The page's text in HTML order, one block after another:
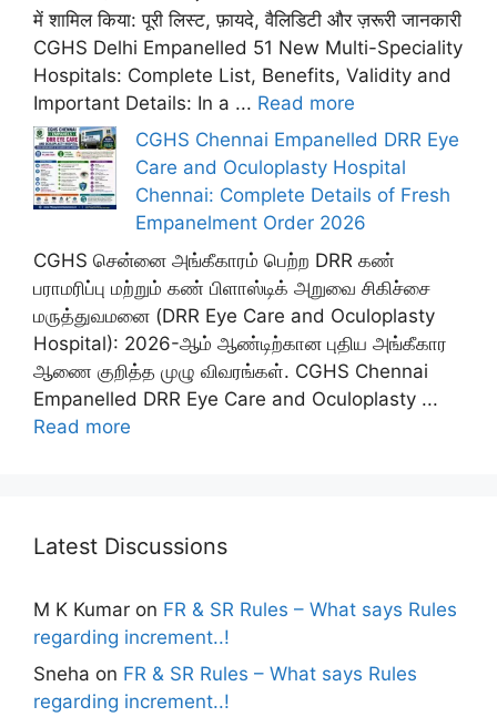
में शामिल किया: पूरी लिस्ट, फ़ायदे, वैलिडिटी और ज़रूरी जानकारी
CGHS Delhi Empanelled 51 New Multi-Speciality
Hospitals: Complete List, Benefits, Validity and
Important Details: In a ... Read more
CGHS Chennai Empanelled DRR Eye
Care and Oculoplasty Hospital
Chennai: Complete Details of Fresh
Empanelment Order 2026
CGHS சென்னை அங்கீகாரம் பெற்ற DRR கண்
பராமரிப்பு மற்றும் கண் பிளாஸ்டிக் அறுவை சிகிச்சை
மருத்துவமனை (DRR Eye Care and Oculoplasty
Hospital): 2026-ஆம் ஆண்டிற்கான புதிய அங்கீகார
ஆணை குறித்த முழு விவரங்கள். CGHS Chennai
Empanelled DRR Eye Care and Oculoplasty ...
Read more
Latest Discussions
M K Kumar on FR & SR Rules – What says Rules
regarding increment..!
Sneha on FR & SR Rules – What says Rules
regarding increment..!